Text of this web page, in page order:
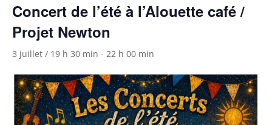
Concert de l’été à l’Alouette café /
Projet Newton
3 juillet / 19 h 30 min - 22 h 00 min